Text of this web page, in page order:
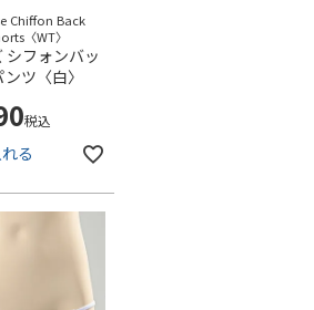
Chiffon Back
〈WT〉
シフォンバッ
ツ〈白〉
税込
る